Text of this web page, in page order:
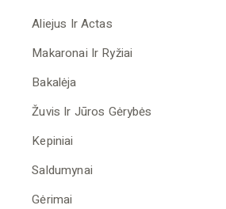
Aliejus Ir Actas
Makaronai Ir Ryžiai
Bakalėja
Žuvis Ir Jūros Gėrybės
Kepiniai
Saldumynai
Gėrimai